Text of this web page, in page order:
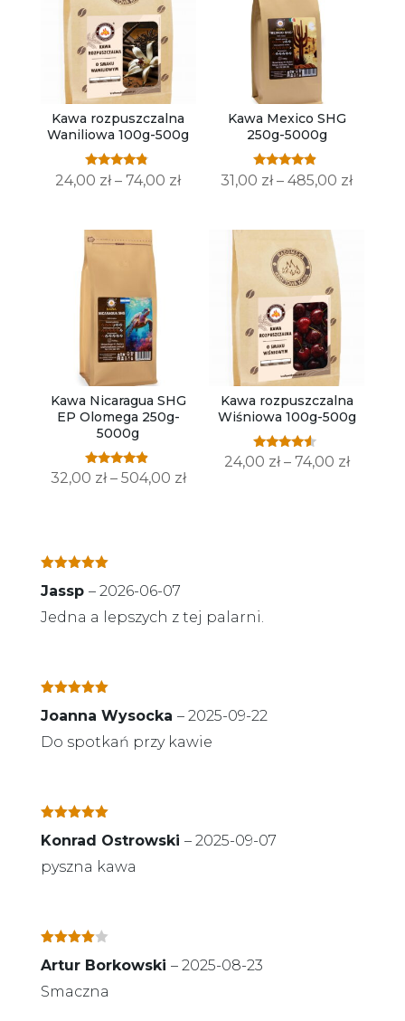
Kawa rozpuszczalna
Waniliowa 100g-500g
Oceniono
4.64
24,00 zł – 74,00 złZakres
24,00 zł
Kawa Mexico SHG
250g-5000g
Oceniono
4.67
31,00 zł – 485,00 złZakres
Kawa Nicaragua SHG
EP Olomega 250g-
5000g
Oceniono
4.67
32,00 zł – 504,00 złZakres
Kawa rozpuszczalna
Wiśniowa 100g-500g
Oceniono
4.33
24,00 zł – 74,00 złZakres
na 5
Jassp – 2026-06-07
Jedna a lepszych z tej palarni.
na 5
Joanna Wysocka – 2025-09-22
Do spotkań przy kawie
na 5
Konrad Ostrowski – 2025-09-07
pyszna kawa
4na 5
Artur Borkowski – 2025-08-23
Smaczna